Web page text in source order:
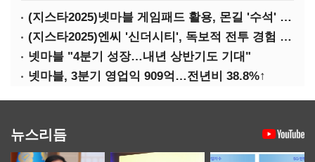
(지스타2025)넷마블 게임패드 활용, 몬길 '수석' 7대죄 '차석'
(지스타2025)엔씨 '신더시티', 독보적 전투 경험 필요
넷마블 "4분기 성장…내년 상반기도 기대"
넷마블, 3분기 영업익 909억…전년비 38.8%↑
뉴스리듬